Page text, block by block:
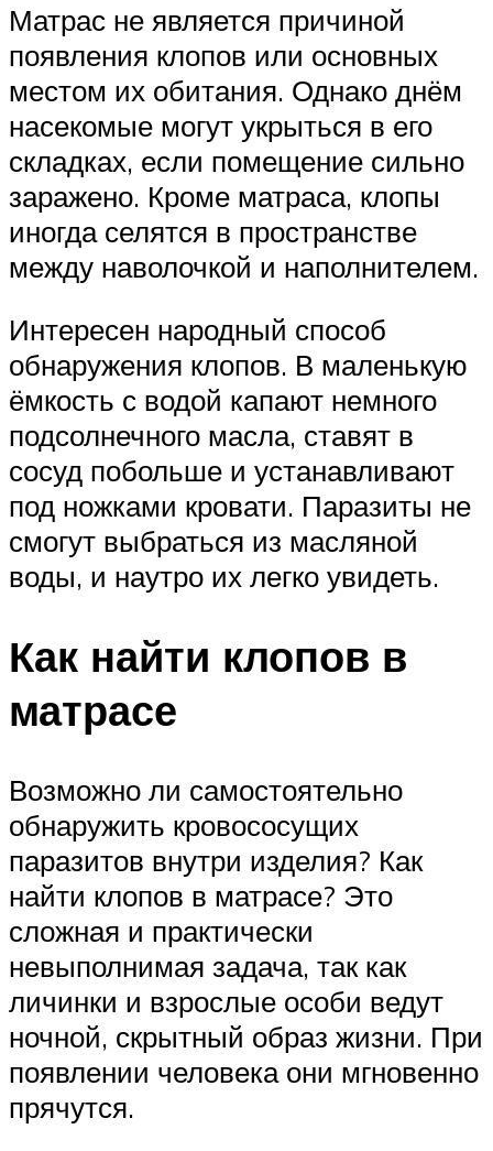
Матрас не является причиной
появления клопов или основных
местом их обитания. Однако днём
насекомые могут укрыться в его
складках, если помещение сильно
заражено. Кроме матраса, клопы
иногда селятся в пространстве
между наволочкой и наполнителем.
Интересен народный способ
обнаружения клопов. В маленькую
ёмкость с водой капают немного
подсолнечного масла, ставят в
сосуд побольше и устанавливают
под ножками кровати. Паразиты не
смогут выбраться из масляной
воды, и наутро их легко увидеть.
Как найти клопов в
матрасе
Возможно ли самостоятельно
обнаружить кровососущих
паразитов внутри изделия? Как
найти клопов в матрасе? Это
сложная и практически
невыполнимая задача, так как
личинки и взрослые особи ведут
ночной, скрытный образ жизни. При
появлении человека они мгновенно
прячутся.